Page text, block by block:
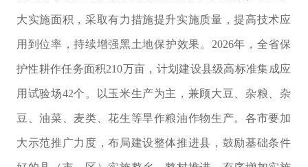
大实施面积，采取有力措施提升实施质量，提高技术应
用到位率 ，持续增强黑土地保护效果。 2026年，全省保
护性耕作任务面积210万亩，计划建设县级高标准集成应
用试验场42个。以玉米生产为主，兼顾大豆、杂粮、杂
豆、油菜、麦类、花生等旱作粮油作物生产。各市要加
大示范推广力度，布局建设整体推进县，鼓励基础条件